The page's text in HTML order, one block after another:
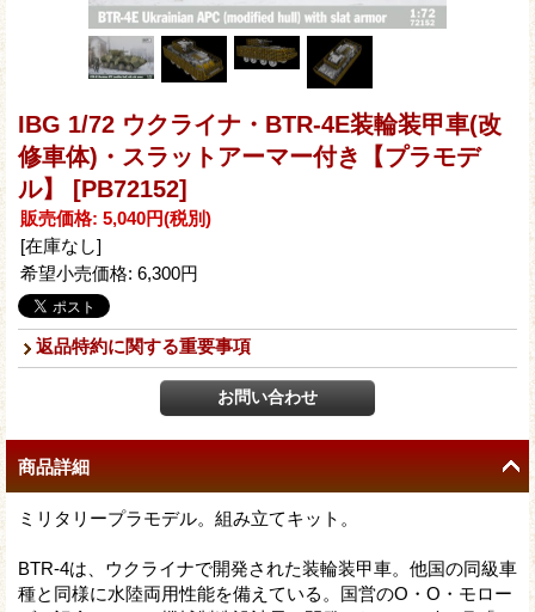
IBG 1/72 ウクライナ・BTR-4E装輪装甲車(改
修車体)・スラットアーマー付き【プラモデ
ル】 [PB72152]
販売価格: 5,040円(税別)
[在庫なし]
希望小売価格: 6,300円
返品特約に関する重要事項
商品詳細
ミリタリープラモデル。組み立てキット。
BTR-4は、ウクライナで開発された装輪装甲車。他国の同級車
種と同様に水陸両用性能を備えている。国営のO・O・モロー